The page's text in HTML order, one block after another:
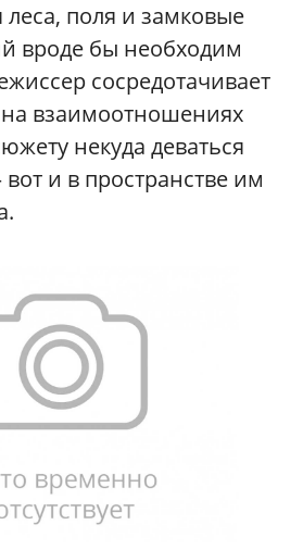
поля и замковые
вроде бы необходим
сосредотачивает
на взаимоотношениях
некуда деваться
и в пространстве им